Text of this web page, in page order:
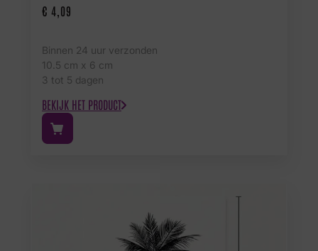
€ 4,09
Binnen 24 uur verzonden
10.5 cm x 6 cm
3 tot 5 dagen
BEKIJK HET PRODUCT